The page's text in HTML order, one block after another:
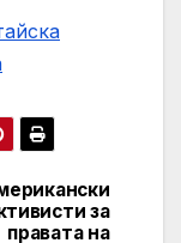
за
правата на